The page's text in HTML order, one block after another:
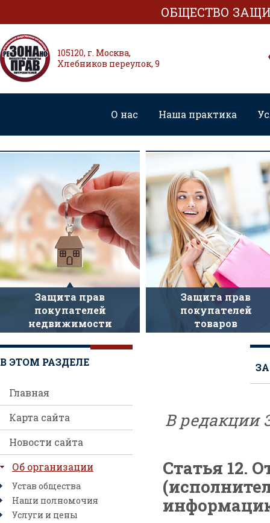
ОБЩЕСТВО
105120, г. Москва,
Хлебников переулок, 9
О нас Наша практика
Защита прав
покупателей
недвижимости
Защита прав
покупателей
товаров
В ЭТОМ РАЗДЕЛЕ
Главная
Карта сайта
Новости сайта
Об организации
Устав общества
Наши полномочия
Услуги и цены
В редакции
Статья 12.